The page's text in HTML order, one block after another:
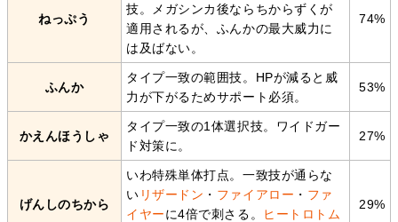
ねっぷう
技。メガシンカ後ならちからずくが
適用されるが、ふんかの最大威力に
は及ばない。
74%
ふんか
タイプ一致の範囲技。HPが減ると威
力が下がるためサポート必須。
53%
かえんほうしゃ
タイプ一致の1体選択技。ワイドガー
ド対策に。
27%
げんしのちから
いわ特殊単体打点。一致技が通らな
い リザードン ・ ファイアロー ・ ファ
イヤーに4倍で刺さる。
ヒートロトム
29%